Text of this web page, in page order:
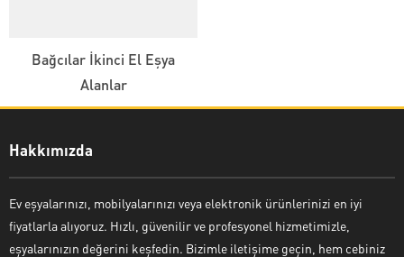
Bağcılar İkinci El Eşya
Alanlar
Hakkımızda
Ev eşyalarınızı, mobilyalarınızı veya elektronik ürünlerinizi en iyi
fiyatlarla alıyoruz. Hızlı, güvenilir ve profesyonel hizmetimizle,
eşyalarınızın değerini keşfedin. Bizimle iletişime geçin, hem cebiniz
Ayşe Yılmaz